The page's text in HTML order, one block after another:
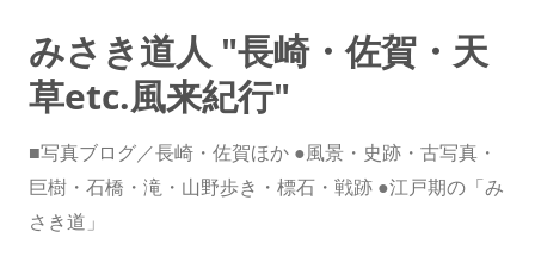
みさき道人 "長崎・佐賀・天
草etc.風来紀行"
■写真ブログ／長崎・佐賀ほか ●風景・史跡・古写真・
巨樹・石橋・滝・山野歩き・標石・戦跡 ●江戸期の「み
さき道」